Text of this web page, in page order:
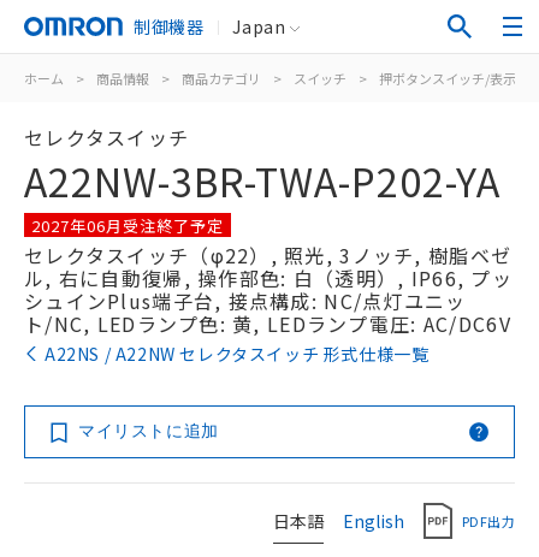
制御機器 Japan
ホーム > 商品情報 > 商品カテゴリ > スイッチ > 押ボタンスイッチ/表示灯
セレクタスイッチ
A22NW-3BR-TWA-P202-YA
2027年06月受注終了予定
セレクタスイッチ（φ22）, 照光, 3ノッチ, 樹脂ベゼ
ル, 右に自動復帰, 操作部色: 白（透明）, IP66, プッ
シュインPlus端子台, 接点構成: NC/点灯ユニッ
ト/NC, LEDランプ色: 黄, LEDランプ電圧: AC/DC6V
A22NS / A22NW セレクタスイッチ 形式仕様一覧
マイリストに追加
日本語 English PDF出力